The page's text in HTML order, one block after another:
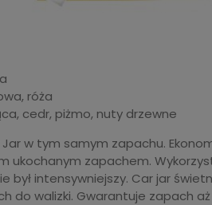
róża
cedr, piżmo, nuty drzewne
w tym samym zapachu.
ukochanym zapachem.
był intensywniejszy. Car jar
do walizki. Gwarantuje zapach